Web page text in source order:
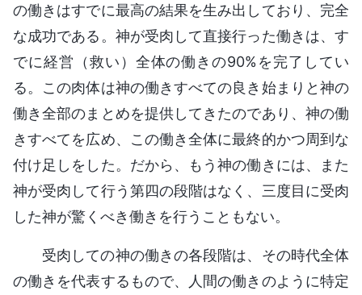
の働きはすでに最高の結果を生み出しており、完全
な成功である。神が受肉して直接行った働きは、す
でに経営（救い）全体の働きの90%を完了してい
る。この肉体は神の働きすべての良き始まりと神の
働き全部のまとめを提供してきたのであり、神の働
きすべてを広め、この働き全体に最終的かつ周到な
付け足しをした。だから、もう神の働きには、また
神が受肉して行う第四の段階はなく、三度目に受肉
した神が驚くべき働きを行うこともない。
受肉しての神の働きの各段階は、その時代全体
の働きを代表するもので、人間の働きのように特定